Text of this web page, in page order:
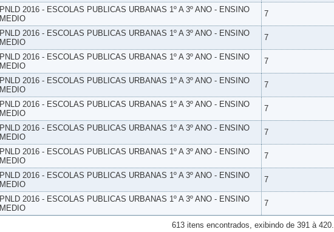
PNLD 2016 - ESCOLAS PUBLICAS URBANAS 1º A 3º ANO - ENSINO
MEDIO
7
PNLD 2016 - ESCOLAS PUBLICAS URBANAS 1º A 3º ANO - ENSINO
MEDIO
7
PNLD 2016 - ESCOLAS PUBLICAS URBANAS 1º A 3º ANO - ENSINO
MEDIO
7
PNLD 2016 - ESCOLAS PUBLICAS URBANAS 1º A 3º ANO - ENSINO
MEDIO
7
PNLD 2016 - ESCOLAS PUBLICAS URBANAS 1º A 3º ANO - ENSINO
MEDIO
7
PNLD 2016 - ESCOLAS PUBLICAS URBANAS 1º A 3º ANO - ENSINO
MEDIO
7
PNLD 2016 - ESCOLAS PUBLICAS URBANAS 1º A 3º ANO - ENSINO
MEDIO
7
PNLD 2016 - ESCOLAS PUBLICAS URBANAS 1º A 3º ANO - ENSINO
MEDIO
7
PNLD 2016 - ESCOLAS PUBLICAS URBANAS 1º A 3º ANO - ENSINO
MEDIO
7
613 itens encontrados, exibindo de 391 à 420.